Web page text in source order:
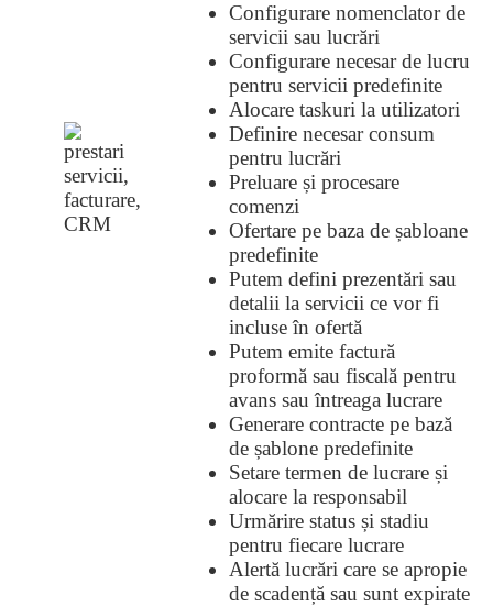
Configurare nomenclator de
servicii sau lucrări
Configurare necesar de lucru
pentru servicii predefinite
Alocare taskuri la utilizatori
Definire necesar consum
pentru lucrări
Preluare și procesare
comenzi
Ofertare pe baza de șabloane
predefinite
Putem defini prezentări sau
detalii la servicii ce vor fi
incluse în ofertă
Putem emite factură
proformă sau fiscală pentru
avans sau întreaga lucrare
Generare contracte pe bază
de șablone predefinite
Setare termen de lucrare și
alocare la responsabil
Urmărire status și stadiu
pentru fiecare lucrare
Alertă lucrări care se apropie
de scadență sau sunt expirate